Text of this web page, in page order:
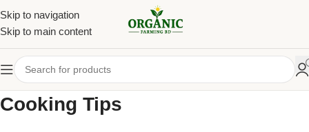
Skip to navigation
Skip to main content
Cooking Tips